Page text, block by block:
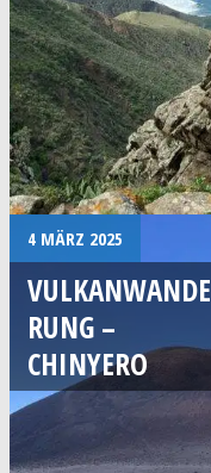
4 MÄRZ 2025
VULKANWANDE
RUNG –
CHINYERO